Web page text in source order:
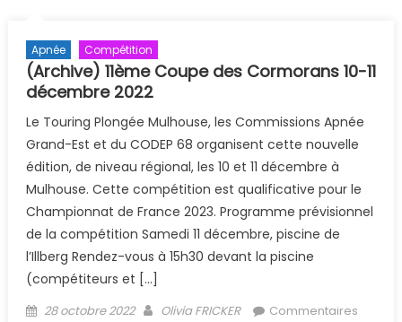
Apnée Compétition
(Archive) 11ème Coupe des Cormorans 10-11
décembre 2022
Le Touring Plongée Mulhouse, les Commissions Apnée
Grand-Est et du CODEP 68 organisent cette nouvelle
édition, de niveau régional, les 10 et 11 décembre à
Mulhouse. Cette compétition est qualificative pour le
Championnat de France 2023. Programme prévisionnel
de la compétition Samedi 11 décembre, piscine de
l’Illberg Rendez-vous à 15h30 devant la piscine
(compétiteurs et […]
Posted on
28 octobre 2022 Author
Olivia FRICKER
Commentaires